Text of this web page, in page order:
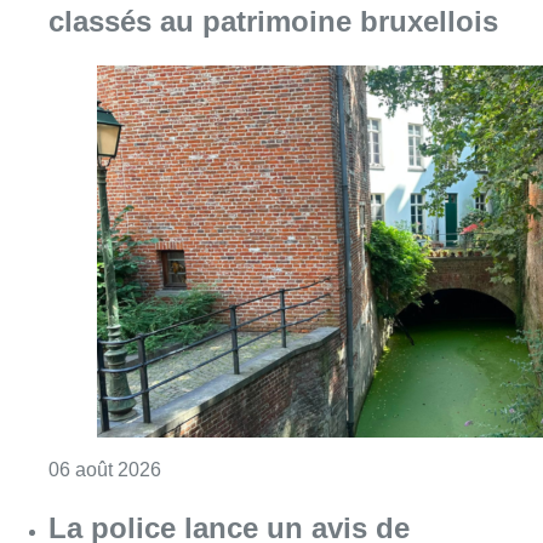
classés au patrimoine bruxellois
06 août 2026
La police lance un avis de